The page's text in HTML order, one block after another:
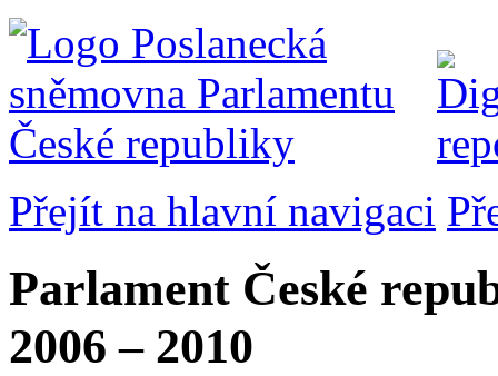
Přejít na hlavní navigaci
Parlament České
2006 – 2010